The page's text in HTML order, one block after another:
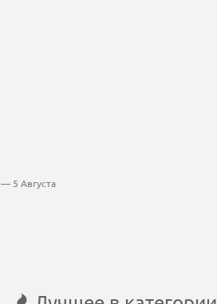
— 5 Августа